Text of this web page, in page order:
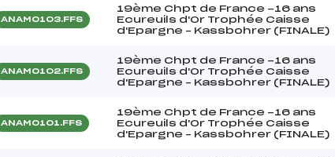
ANAM0103.FFS
19ème Chpt de France -16 ans
Ecureuils d'Or Trophée Caisse
d'Epargne – Kassbohrer (FINALE)
ANAM0102.FFS
19ème Chpt de France -16 ans
Ecureuils d'Or Trophée Caisse
d'Epargne – Kassbohrer (FINALE)
ANAM0101.FFS
19ème Chpt de France -16 ans
Ecureuils d'Or Trophée Caisse
d'Epargne – Kassbohrer (FINALE)